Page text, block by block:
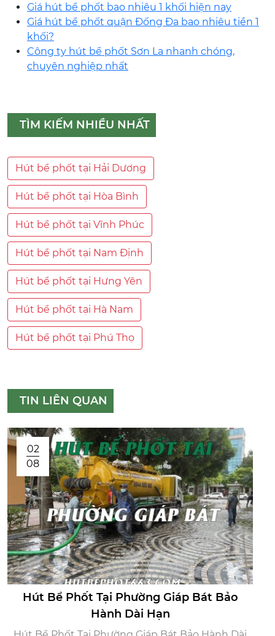
Giá hút bể phốt bao nhiêu 1 khối hiện nay
Giá hút bể phốt quận Đống Đa bao nhiêu tiền 1
khối?
Công ty hút bể phốt Sơn La nhanh chóng,
chuyên nghiệp nhất
TÌM KIẾM NHIỀU NHẤT
Hút bể phốt tại Hải Dương
Hút bể phốt tại Hòa Bình
Hút bể phốt tại Vĩnh Phúc
Hút bể phốt tại Nam Định
Hút bể phốt tại Hưng Yên
Hút bể phốt tại Hà Nam
Hút bể phốt tại Phú Thọ
TIN LIÊN QUAN
02
08
Hút Bể Phốt Tại Phường Giáp Bát Bảo
Hành Dài Hạn